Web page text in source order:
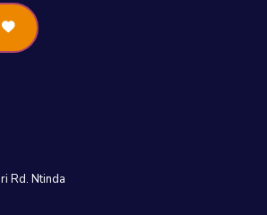
Rd. Ntinda